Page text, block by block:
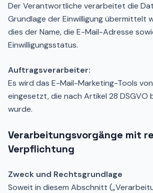
Der Verantwortliche verarbeitet die
Grundlage der Einwilligung übermittelt
dies der Name, die E-Mail-Adresse
Einwilligungsstatus.
Auftragsverarbeiter:
Es wird das E-Mail-Marketing-Tools
eingesetzt, die nach Artikel 28 DSGVO
wurde.
Verarbeitungsvorgänge mit
Verpflichtung
Zweck und Rechtsgrundlage
Soweit in diesem Abschnitt